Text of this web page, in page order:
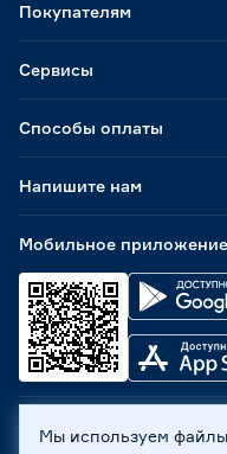
Способы оплаты
Мобильное приложение
Покупателям
Сервисы
Напишите нам
ООО «Бауцентр Рус»
Мы используем